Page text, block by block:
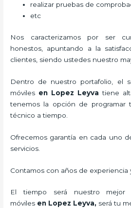
realizar pruebas de
etc
Nos caracterizamos por ser
honestos, apuntando a la
clientes, siendo ustedes nuestro
Dentro de nuestro portafolio, el
móviles en Lopez Leyva tiene
tenemos la opción de programar
técnico a tiempo.
Ofrecemos garantía en cada uno
servicios.
Contamos con años de experiencia
El tiempo será nuestro
móviles en Lopez Leyva, será tu